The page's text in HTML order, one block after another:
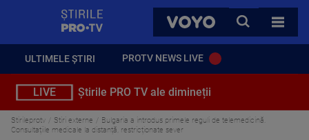
VOYO
CAUTA
TOATE
ULTIMELE ȘTIRI PROTV NEWS LIVE
LIVE Știrile PRO TV ale dimineții
Stirileprotv Stiri externe
Bulgaria a introdus primele reguli de telemedicină.
Consultațiile medicale la distanță, restricționate sever